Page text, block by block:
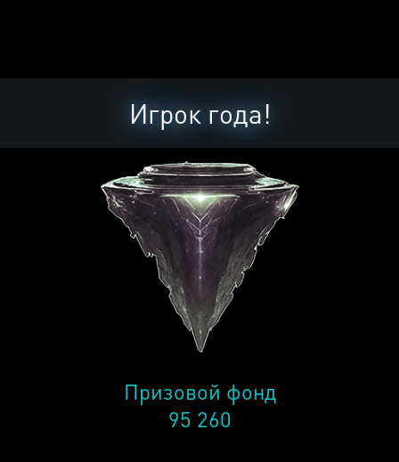
Игрок года!
Призовой фонд
95 260